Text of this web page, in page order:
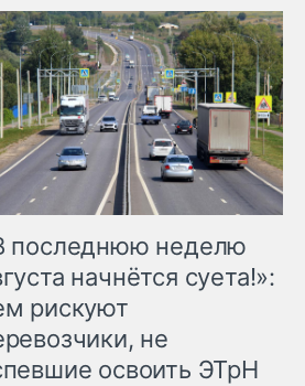
последнюю неделю
начнётся суета!»:
рискуют
не
освоить ЭТрН